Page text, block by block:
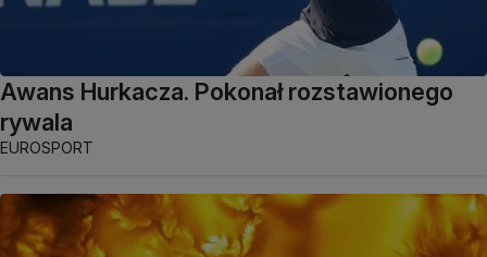
Awans Hurkacza. Pokonał rozstawionego
rywala
EUROSPORT